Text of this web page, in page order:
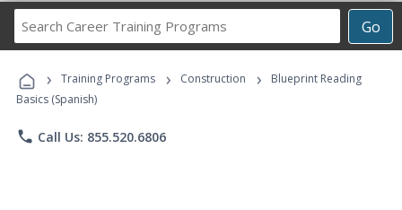
Go
Career
Programs
› Training Programs › Construction ›
Blueprint Reading
Basics (Spanish)
phone Call Us: 855.520.6806